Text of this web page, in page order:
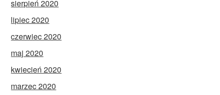
sierpień 2020
lipiec 2020
czerwiec 2020
maj 2020
kwiecień 2020
marzec 2020